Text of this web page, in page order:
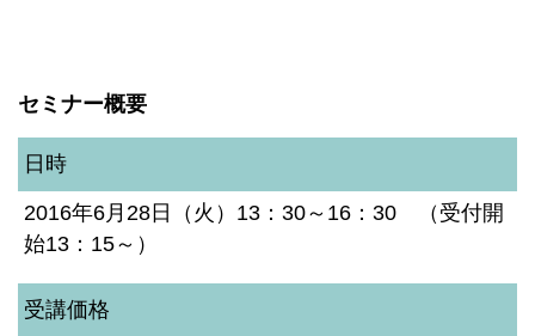
セミナー概要
日時
2016年6月28日（火）13：30～16：30 （受付開
始13：15～）
受講価格